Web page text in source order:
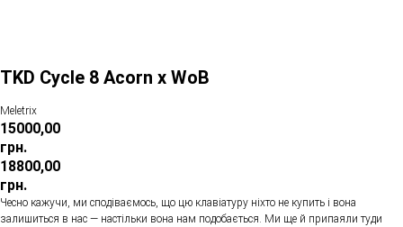
TKD Cycle 8 Acorn x WoB
Meletrix
15000,00
грн.
18800,00
грн.
Чесно кажучи, ми сподіваємось, що цю клавіатуру ніхто не купить і вона
залишиться в нас — настільки вона нам подобається. Ми ще й припаяли туди